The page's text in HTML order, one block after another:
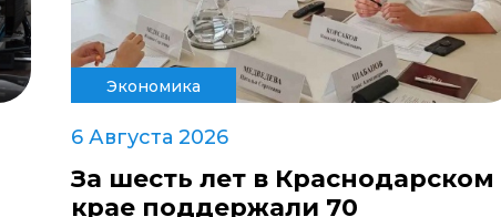
Экономика
6 Августа 2026
За шесть лет в Краснодарском
крае поддержали 70